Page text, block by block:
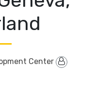
By
Center